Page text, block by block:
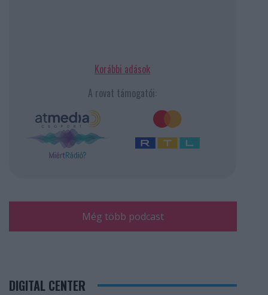
Korábbi adások
A rovat támogatói:
Még több podcast
DIGITAL CENTER